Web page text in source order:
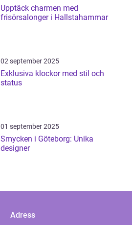
Upptäck charmen med
frisörsalonger i Hallstahammar
02 september 2025
Exklusiva klockor med stil och
status
01 september 2025
Smycken i Göteborg: Unika
designer
Adress